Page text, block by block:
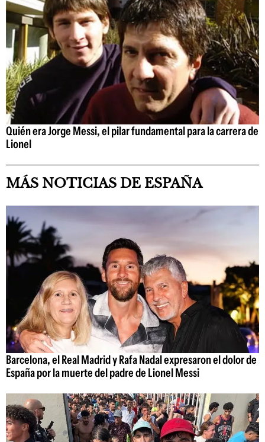
Quién era Jorge Messi, el pilar fundamental para la carrera de
Lionel
MÁS NOTICIAS DE ESPAÑA
Barcelona, el Real Madrid y Rafa Nadal expresaron el dolor de
España por la muerte del padre de Lionel Messi